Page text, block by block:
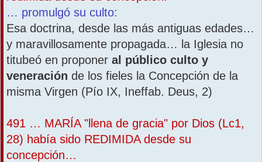
… promulgó su culto:
Esa doctrina, desde las más antiguas edades…
y maravillosamente propagada… la Iglesia no
titubeó en proponer al público culto y
veneración de los fieles la Concepción de la
misma Virgen (Pío IX, Ineffab. Deus, 2)
491 … MARÍA "llena de gracia" por Dios (Lc1,
28) había sido REDIMIDA desde su
concepción…